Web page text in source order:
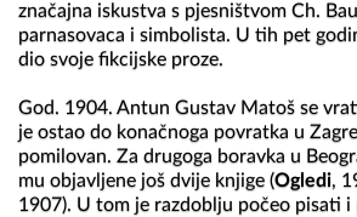
značajna iskustva s pjesništvom Ch.
parnasovaca i simbolista. U tih pet
dio svoje fikcijske proze.
God. 1904. Antun Gustav Matoš se
je ostao do konačnoga povratka u
pomilovan. Za drugoga boravka u
mu objavljene još dvije knjige (Ogledi,
1907). U tom je razdoblju počeo pisati i